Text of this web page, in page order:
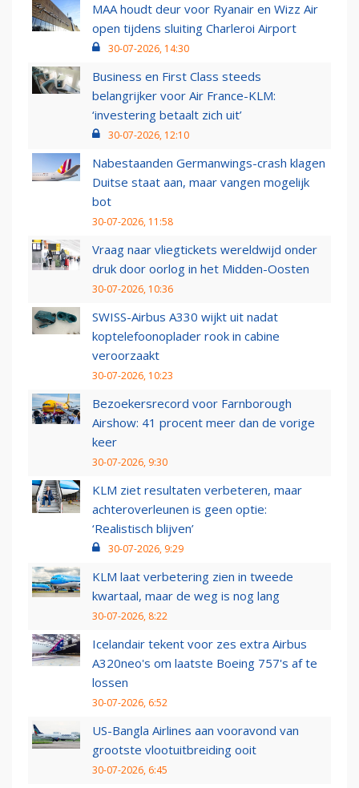
MAA houdt deur voor Ryanair en Wizz Air
open tijdens sluiting Charleroi Airport
30-07-2026, 14:30
Business en First Class steeds
belangrijker voor Air France-KLM:
‘investering betaalt zich uit’
30-07-2026, 12:10
Nabestaanden Germanwings-crash klagen
Duitse staat aan, maar vangen mogelijk
bot
30-07-2026, 11:58
Vraag naar vliegtickets wereldwijd onder
druk door oorlog in het Midden-Oosten
30-07-2026, 10:36
SWISS-Airbus A330 wijkt uit nadat
koptelefoonoplader rook in cabine
veroorzaakt
30-07-2026, 10:23
Bezoekersrecord voor Farnborough
Airshow: 41 procent meer dan de vorige
keer
30-07-2026, 9:30
KLM ziet resultaten verbeteren, maar
achteroverleunen is geen optie:
‘Realistisch blijven’
30-07-2026, 9:29
KLM laat verbetering zien in tweede
kwartaal, maar de weg is nog lang
30-07-2026, 8:22
Icelandair tekent voor zes extra Airbus
A320neo's om laatste Boeing 757's af te
lossen
30-07-2026, 6:52
US-Bangla Airlines aan vooravond van
grootste vlootuitbreiding ooit
30-07-2026, 6:45